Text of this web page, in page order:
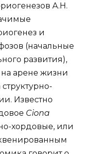
А.Н.
и
(начальные
развития),
арене жизни
Известно
Ciona
хордовые, или